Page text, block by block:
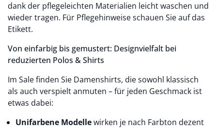
dank der pflegeleichten Materialien leicht waschen und
wieder tragen. Für Pflegehinweise schauen Sie auf das
Etikett.
Von einfarbig bis gemustert: Designvielfalt bei
reduzierten Polos & Shirts
Im Sale finden Sie Damenshirts, die sowohl klassisch
als auch verspielt anmuten – für jeden Geschmack ist
etwas dabei:
Unifarbene Modelle